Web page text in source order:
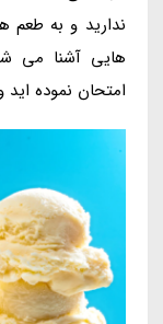
ندارید و به طعم
هایی آشنا می
امتحان نموده